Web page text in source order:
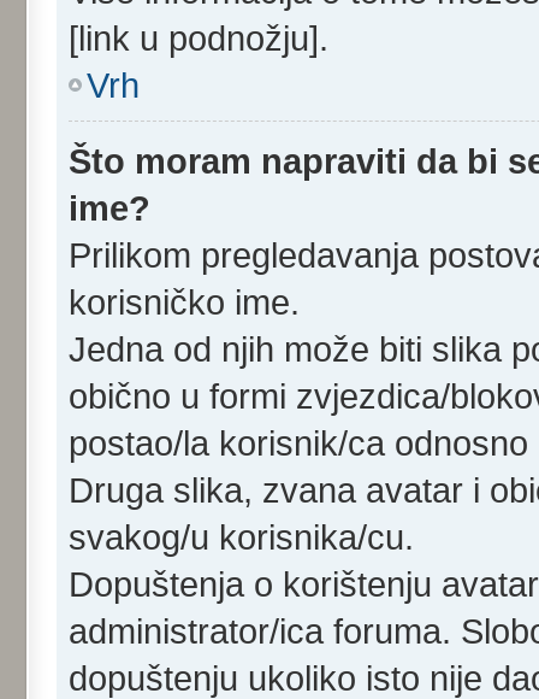
[link u podnožju].
Vrh
Što moram napraviti da bi
ime?
Prilikom pregledavanja
korisničko ime.
Jedna od njih može biti slika
obično u formi zvjezdica/
postao/la korisnik/ca
Druga slika, zvana avatar i
svakog/u korisnika/cu.
Dopuštenja o korištenju
administrator/ica foruma.
dopuštenju ukoliko isto nije